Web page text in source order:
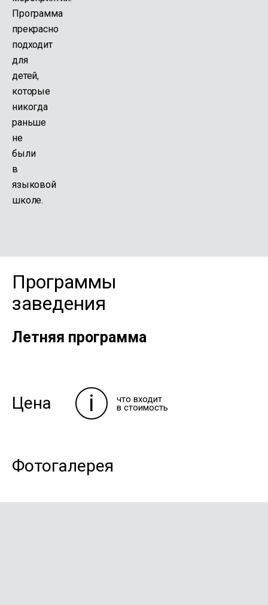
Программа
прекрасно
подходит
для
детей,
которые
никогда
раньше
не
были
в
языковой
школе.
Программы
заведения
Летняя программа
Цена i что входит
в стоимость
Фотогалерея